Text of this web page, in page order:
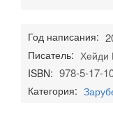
Год написания:
Писатель: Хейди
ISBN: 978-5-17-
Категория: